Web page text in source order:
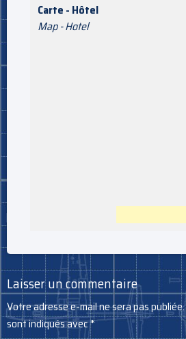
Carte - Hôtel
Map - Hotel
Laisser un commentaire
Votre adresse e-mail ne sera pas publiée.
sont indiqués avec*